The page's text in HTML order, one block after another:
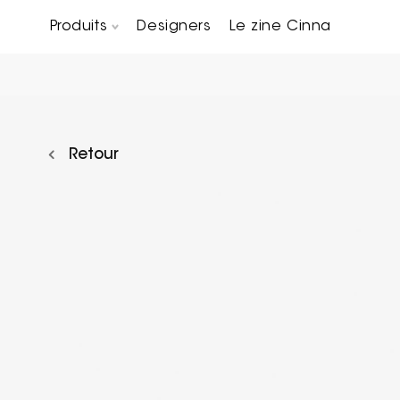
Produits Designers Le zine Cinna
Retour